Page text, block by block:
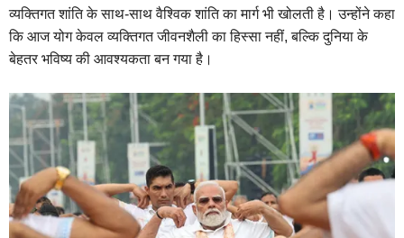
व्यक्तिगत शांति के साथ-साथ वैश्विक शांति का मार्ग भी खोलती है। उन्होंने कहा
कि आज योग केवल व्यक्तिगत जीवनशैली का हिस्सा नहीं, बल्कि दुनिया के
बेहतर भविष्य की आवश्यकता बन गया है।